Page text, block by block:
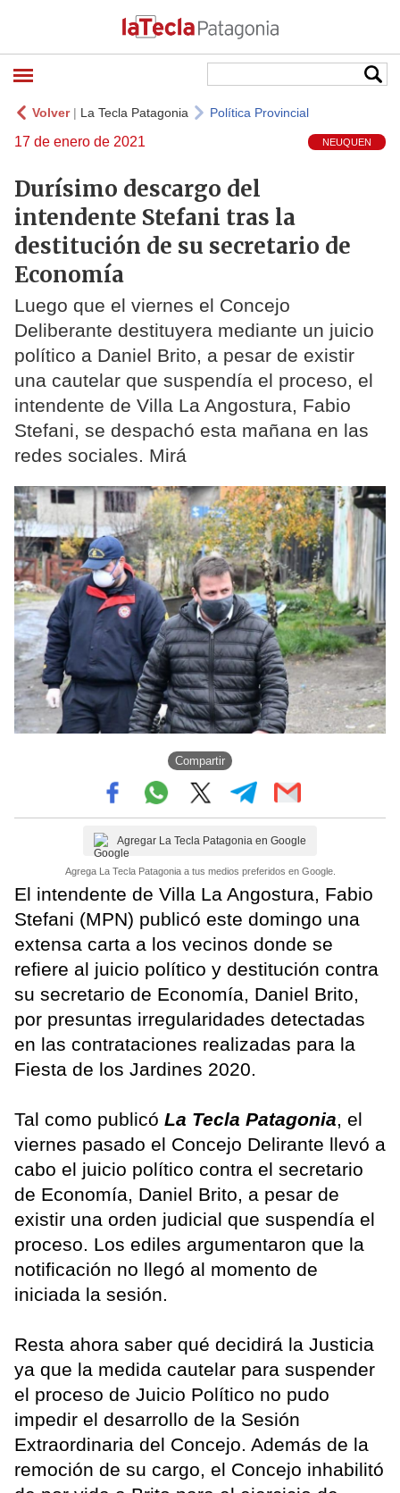
Volver| La Tecla Patagonia Política Provincial
17 de enero de 2021 NEUQUEN
Durísimo descargo del
intendente Stefani tras la
destitución de su secretario de
Economía
Luego que el viernes el Concejo
Deliberante destituyera mediante un juicio
político a Daniel Brito, a pesar de existir
una cautelar que suspendía el proceso, el
intendente de Villa La Angostura, Fabio
Stefani, se despachó esta mañana en las
redes sociales. Mirá
Compartir
Agregar La Tecla Patagonia en Google
Agrega La Tecla Patagonia a tus medios preferidos en Google.
El intendente de Villa La Angostura, Fabio
Stefani (MPN) publicó este domingo una
extensa carta a los vecinos donde se
refiere al juicio político y destitución contra
su secretario de Economía, Daniel Brito,
por presuntas irregularidades detectadas
en las contrataciones realizadas para la
Fiesta de los Jardines 2020.
Tal como publicó La Tecla Patagonia, el
viernes pasado el Concejo Delirante llevó a
cabo el juicio político contra el secretario
de Economía, Daniel Brito, a pesar de
existir una orden judicial que suspendía el
proceso. Los ediles argumentaron que la
notificación no llegó al momento de
iniciada la sesión.
Resta ahora saber qué decidirá la Justicia
ya que la medida cautelar para suspender
el proceso de Juicio Político no pudo
impedir el desarrollo de la Sesión
Extraordinaria del Concejo. Además de la
remoción de su cargo, el Concejo inhabilitó